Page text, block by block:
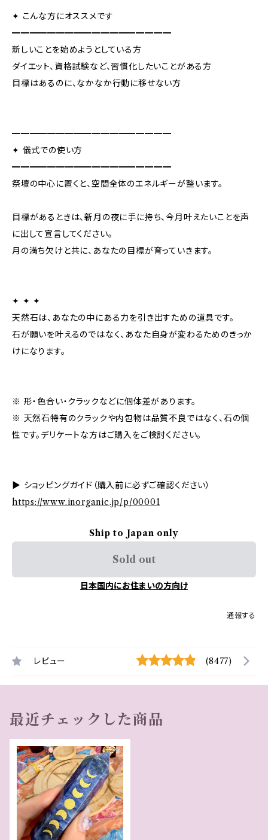
✦ こんな方にオススメです
━━━━━━━━━━━━━━━━━━
新しいことを始めようとしている方
ダイエット、資格試験など、習慣化したいことがある方
目標はあるのに、なかなか行動に移せない方
━━━━━━━━━━━━━━━━━━
✦ 儀式での使い方
━━━━━━━━━━━━━━━━━━
祭壇の中心に置くと、空間全体のエネルギーが整います。
目標があるときは、新月の夜に手に持ち、今月叶えたいことを声
に出して宣言してください。
月の満ち欠けと共に、あなたの目標が育っていきます。
✦ ✦ ✦
天然石は、あなたの中にある力を引き出すための道具です。
石が願いを叶えるのではなく、あなた自身が変わるためのきっか
けになります。
※ 形・色合い・クラックなどに個体差があります。
※ 天然石特有のクラックや内包物は品質不良ではなく、石の個
性です。デリケートな方はご購入をご検討ください。
▶ ショッピングガイド（購入前に必ずご確認ください）
https://www.inorganic.jp/p/00001
Ship to Japan only
Sold out
日本国内にお住まいの方向け
通報する
レビュー (8477)
最近チェックした商品